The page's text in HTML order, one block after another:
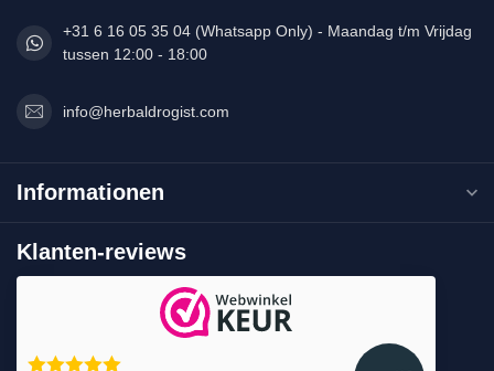
+31 6 16 05 35 04 (Whatsapp Only) - Maandag t/m Vrijdag
tussen 12:00 - 18:00
info@herbaldrogist.com
Informationen
Klanten-reviews